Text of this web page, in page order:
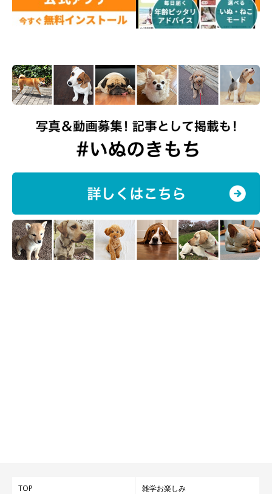
@rui___husky
天真爛漫な性格で、優しいコだというるいくん。飼い主さんいわ
く、るいくんは「生き物は全員友だち！」
と思っているようなタ
イプだそうで、家族以外の人に対しても警戒心を見せることが少
ないのだとか。
TOP 雑学お楽しみ